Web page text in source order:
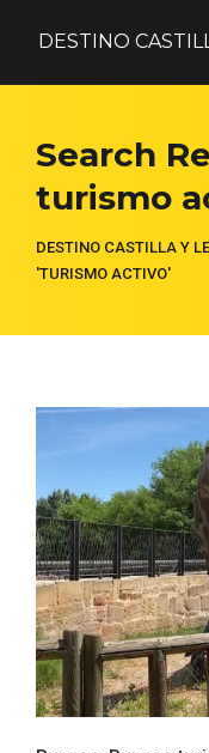
DESTINO
Search
turismo
DESTINO CASTILLA Y
'TURISMO ACTIVO'
Acceder
Nombre de usuario
Formulario de
Recuérdame
ACCEDER
Ultimas